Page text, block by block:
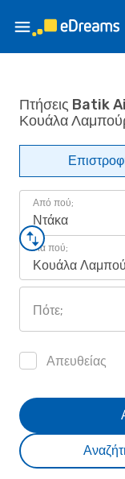
Πτήσεις Batik
Κουάλα
Από πού;
Ντάκα
Για πού;
Κουάλα
Πότε;
Απευθείας